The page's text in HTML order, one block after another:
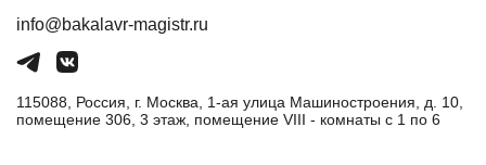
info@bakalavr-magistr.ru
115088, Россия, г. Москва, 1-ая улица Машиностроения, д. 10,
помещение 306, 3 этаж, помещение VIII - комнаты с 1 по 6